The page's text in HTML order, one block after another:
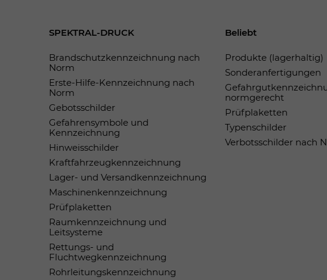
SPEKTRAL-DRUCK
Brandschutzkennzeichnung nach
Norm
Erste-Hilfe-Kennzeichnung nach
Norm
Gebotsschilder
Gefahrensymbole und
Kennzeichnung
Hinweisschilder
Kraftfahrzeugkennzeichnung
Lager- und Versandkennzeichnung
Maschinenkennzeichnung
Prüfplaketten
Raumkennzeichnung und
Leitsysteme
Rettungs- und
Fluchtwegkennzeichnung
Rohrleitungskennzeichnung
Beliebt
Produkte (lagerhaltig)
Sonderanfertigungen
normgerecht
Prüfplaketten
Typenschilder
Verbotsschilder nach